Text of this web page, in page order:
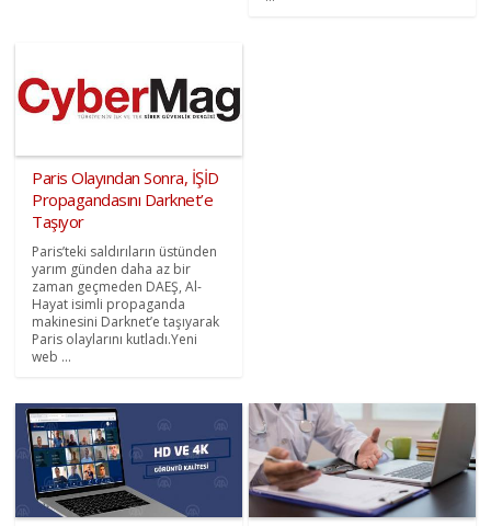
Paris Olayından Sonra, İŞİD
Propagandasını Darknet’e
Taşıyor
Paris’teki saldırıların üstünden
yarım günden daha az bir
zaman geçmeden DAEŞ, Al-
Hayat isimli propaganda
makinesini Darknet’e taşıyarak
Paris olaylarını kutladı.Yeni
web ...